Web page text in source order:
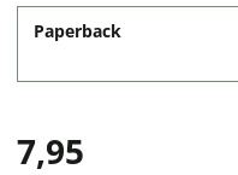
Paperback
7,95